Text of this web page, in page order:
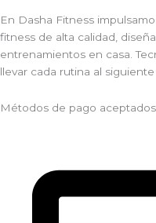
En Dasha Fitness
fitness de alta calidad,
entrenamientos en casa.
llevar cada rutina al siguiente
Métodos de pago aceptados